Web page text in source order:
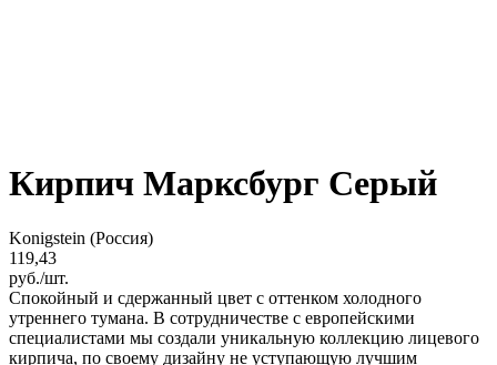
Кирпич Марксбург Серый
Konigstein (Россия)
119,43
руб./шт.
Спокойный и сдержанный цвет с оттенком холодного
утреннего тумана. В сотрудничестве с европейскими
специалистами мы создали уникальную коллекцию лицевого
кирпича, по своему дизайну не уступающую лучшим